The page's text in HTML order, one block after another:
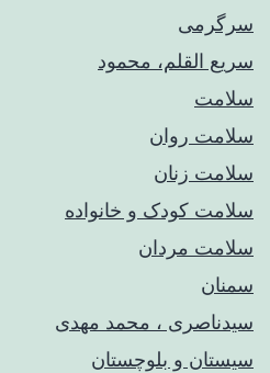
سرگرمی
سریع القلم، محمود
سلامت
سلامت روان
سلامت زنان
سلامت کودک‌ و خانواده
سلامت مردان
سمنان
سیدناصری ، محمد مهدی
سیستان و بلوچستان